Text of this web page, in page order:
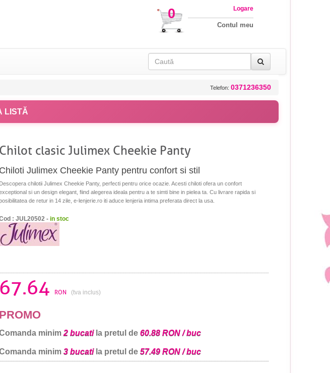
0 Logare
Contul meu
Telefon: 0371236350
LISTĂ
Chilot clasic Julimex Cheekie Panty
Chiloti Julimex Cheekie Panty pentru confort si stil
Descopera chilotii Julimex Cheekie Panty, perfecti pentru orice ocazie. Acesti chiloti ofera un confort
si un design elegant, fiind alegerea ideala pentru a te simti bine in pielea ta. Cu livrare rapida si
de retur in 14 zile, e-lenjerie.ro iti aduce lenjeria intima preferata direct la usa.
: JUL20502 - in stoc
67.64 RON (tva inclus)
PROMO
minim 2 bucatila pretul de 60.88 RON / buc
minim 3 bucatila pretul de 57.49 RON / buc